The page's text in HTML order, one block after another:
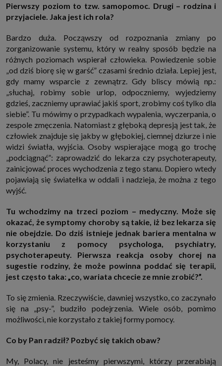
Pierwszy poziom to tzw. samopomoc. Drugi – rodzina i
przyjaciele. Jaka jest ich rola?
Bardzo duża. Począwszy od rozpoznania zmiany po
zorganizowanie systemu, który w realny sposób będzie na
różnych poziomach wspierał człowieka. Powiedzenie sobie
„od dziś biorę się w garść” czasami średnio działa. Lepiej jest,
gdy mamy wsparcie z zewnątrz. Gdy bliscy mówią np.:
„słuchaj, robimy sobie urlop, odpoczniemy, wyjedziemy
gdzieś, zaczniemy uprawiać jakiś sport, zrobimy coś tylko dla
siebie”. Tu mówimy o przypadkach wypalenia, wyczerpania, o
zespole zmęczenia. Natomiast z głęboką depresją jest tak, że
człowiek znajduje się jakby w głębokiej, ciemnej dziurze i nie
widzi światła, wyjścia. Osoby wspierające mogą go trochę
„podciągnąć”: zaprowadzić do lekarza czy psychoterapeuty,
zainicjować proces wychodzenia z tego stanu. Dopiero wtedy
pojawiają się światełka w oddali i nadzieja, że można z tego
wyjść.
Tu wchodzimy na trzeci poziom – medyczny. Może się
okazać, że symptomy choroby są takie, iż bez lekarza się
nie obejdzie. Do dziś istnieje jednak bariera mentalna w
korzystaniu z pomocy psychologa, psychiatry,
psychoterapeuty. Pierwsza reakcja osoby chorej na
sugestie rodziny, że może powinna poddać się terapii,
jest często taka: „co, wariata chcecie ze mnie zrobić?”.
To się zmienia. Rzeczywiście, dawniej wszystko, co zaczynało
się na „psy-”, budziło podejrzenia. Wiele osób, pomimo
możliwości, nie korzystało z takiej formy pomocy.
Co by Pan radził? Pozbyć się takich obaw?
My, Polacy, nie jesteśmy pierwszymi, którzy przerabiają